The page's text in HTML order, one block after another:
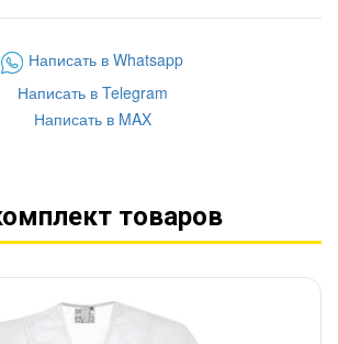
Написать в Whatsapp
Написать в Telegram
Написать в MAX
товаров